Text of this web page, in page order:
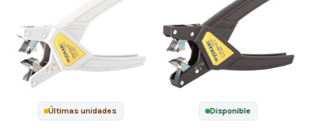
Últimas unidades Disponible